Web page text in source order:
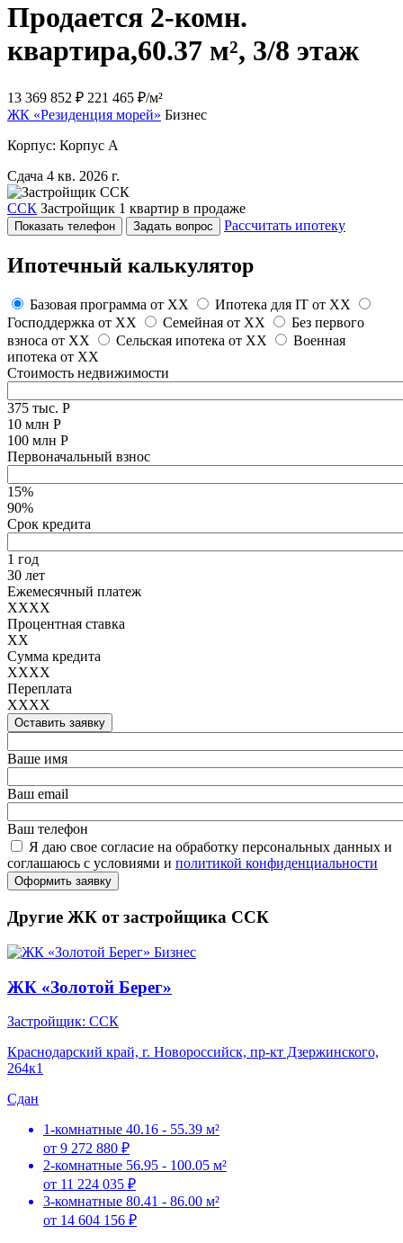
Продается 2-комн.
квартира,60.37 м², 3/8 этаж
13 369 852 ₽ 221 465 ₽/м²
ЖК «Резиденция морей» Бизнес
Корпус: Корпус А
Сдача 4 кв. 2026 г.
ССК Застройщик 1 квартир в продаже
Показать телефон Задать вопрос Рассчитать ипотеку
Ипотечный калькулятор
Базовая программа от XX Ипотека для IT от XX
Господдержка от XX Семейная от XX
Без первого
взноса от XX Сельская ипотека от XX
Военная
ипотека от XX
Стоимость недвижимости
375 тыс. Р
10 млн Р
100 млн Р
Первоначальный взнос
15%
90%
Срок кредита
1 год
30 лет
Ежемесячный платеж
XXXX
Процентная ставка
XX
Сумма кредита
XXXX
Переплата
XXXX
Оставить заявку
Ваше имя
Ваш email
Ваш телефон
Я даю свое согласие на обработку персональных данных и
соглашаюсь с условиями и политикой конфиденциальности
Оформить заявку
Другие ЖК от застройщика ССК
Бизнес
ЖК «Золотой Берег»
Застройщик: ССК
Краснодарский край, г. Новороссийск, пр-кт Дзержинского,
264к1
Сдан
1-комнатные 40.16 - 55.39 м²
от 9 272 880 ₽
2-комнатные 56.95 - 100.05 м²
от 11 224 035 ₽
3-комнатные 80.41 - 86.00 м²
от 14 604 156 ₽